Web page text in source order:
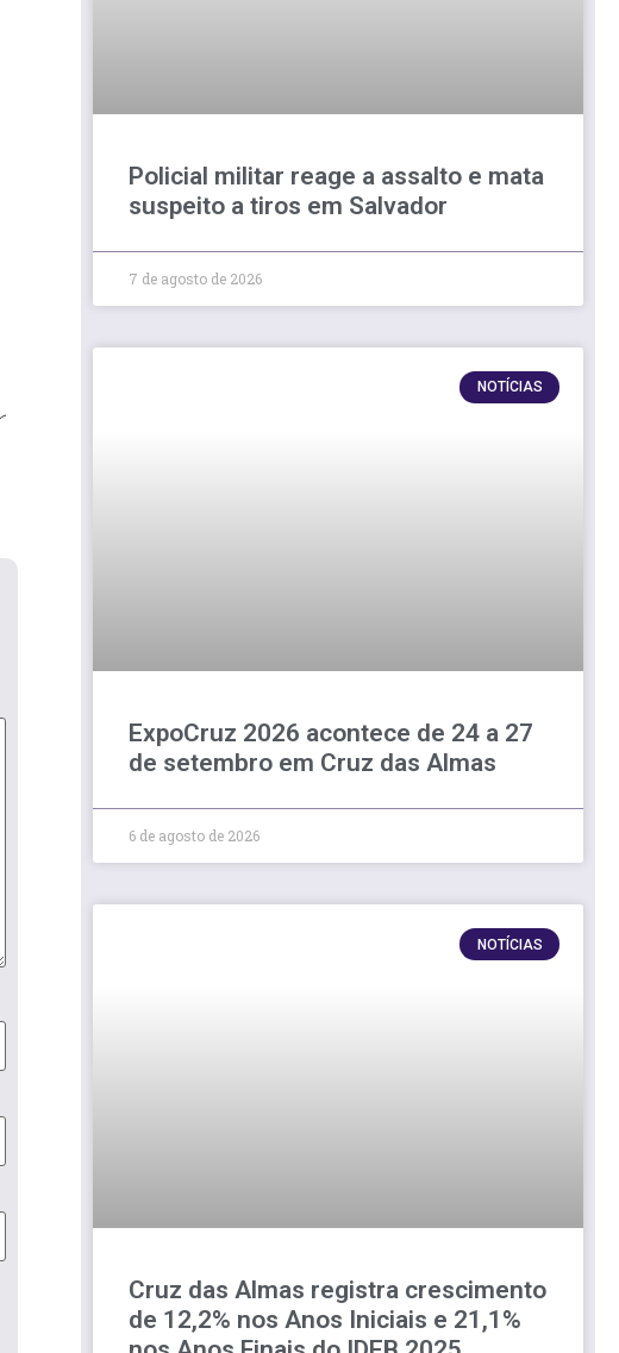
Policial militar reage a assalto e mata
suspeito a tiros em Salvador
7 de agosto de 2026
NOTÍCIAS
ExpoCruz 2026 acontece de 24 a 27
de setembro em Cruz das Almas
6 de agosto de 2026
NOTÍCIAS
Cruz das Almas registra crescimento
de 12,2% nos Anos Iniciais e 21,1%